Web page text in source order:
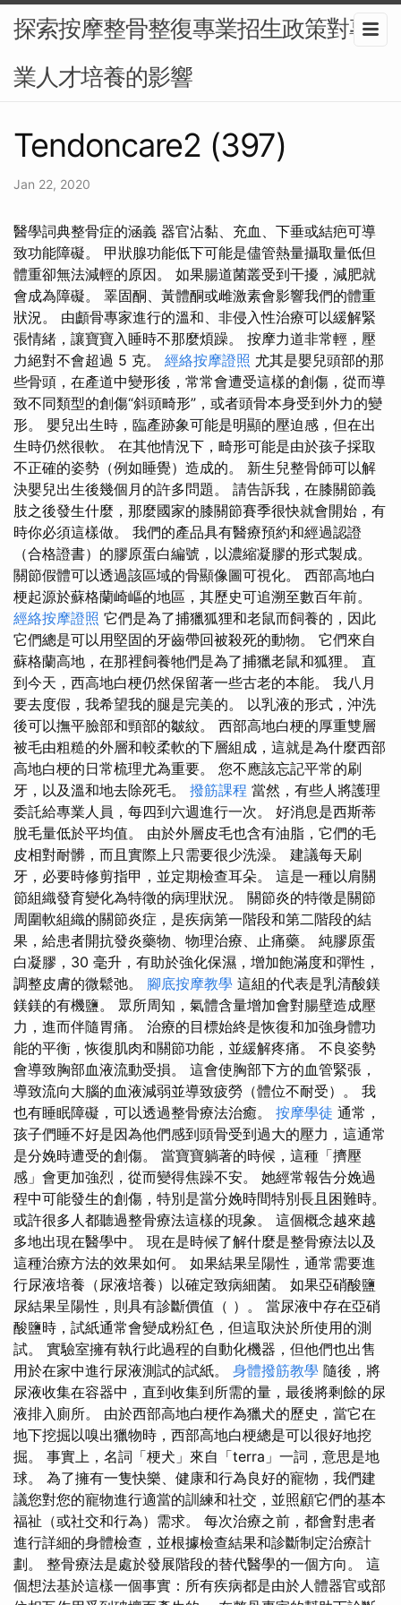
探索按摩整骨整復專業招生政策對專
業人才培養的影響
Tendoncare2 (397)
Jan 22, 2020
醫學詞典整骨症的涵義 器官沾黏、充血、下垂或結疤可導
致功能障礙。 甲狀腺功能低下可能是儘管熱量攝取量低但
體重卻無法減輕的原因。 如果腸道菌叢受到干擾，減肥就
會成為障礙。 睪固酮、黃體酮或雌激素會影響我們的體重
狀況。 由顱骨專家進行的溫和、非侵入性治療可以緩解緊
張情緒，讓寶寶入睡時不那麼煩躁。 按摩力道非常輕，壓
力絕對不會超過 5 克。 經絡按摩證照 尤其是嬰兒頭部的那
些骨頭，在產道中變形後，常常會遭受這樣的創傷，從而導
致不同類型的創傷“斜頭畸形”，或者頭骨本身受到外力的變
形。 嬰兒出生時，臨產跡象可能是明顯的壓迫感，但在出
生時仍然很軟。 在其他情況下，畸形可能是由於孩子採取
不正確的姿勢（例如睡覺）造成的。 新生兒整骨師可以解
決嬰兒出生後幾個月的許多問題。 請告訴我，在膝關節義
肢之後發生什麼，那麼國家的膝關節賽季很快就會開始，有
時你必須這樣做。 我們的產品具有醫療預約和經過認證
（合格證書）的膠原蛋白編號，以濃縮凝膠的形式製成。
關節假體可以透過該區域的骨顯像圖可視化。 西部高地白
梗起源於蘇格蘭崎嶇的地區，其歷史可追溯至數百年前。
經絡按摩證照 它們是為了捕獵狐狸和老鼠而飼養的，因此
它們總是可以用堅固的牙齒帶回被殺死的動物。 它們來自
蘇格蘭高地，在那裡飼養牠們是為了捕獵老鼠和狐狸。 直
到今天，西高地白梗仍然保留著一些古老的本能。 我八月
要去度假，我希望我的腿是完美的。 以乳液的形式，沖洗
後可以撫平臉部和頸部的皺紋。 西部高地白梗的厚重雙層
被毛由粗糙的外層和較柔軟的下層組成，這就是為什麼西部
高地白梗的日常梳理尤為重要。 您不應該忘記平常的刷
牙，以及溫和地去除死毛。 撥筋課程 當然，有些人將護理
委託給專業人員，每四到六週進行一次。 好消息是西斯蒂
脫毛量低於平均值。 由於外層皮毛也含有油脂，它們的毛
皮相對耐髒，而且實際上只需要很少洗澡。 建議每天刷
牙，必要時修剪指甲，並定期檢查耳朵。 這是一種以肩關
節組織發育變化為特徵的病理狀況。 關節炎的特徵是關節
周圍軟組織的關節炎症，是疾病第一階段和第二階段的結
果，給患者開抗發炎藥物、物理治療、止痛藥。 純膠原蛋
白凝膠，30 毫升，有助於強化保濕，增加飽滿度和彈性，
調整皮膚的微鬆弛。 腳底按摩教學 這組的代表是乳清酸鎂
鎂鎂的有機鹽。 眾所周知，氣體含量增加會對腸壁造成壓
力，進而伴隨胃痛。 治療的目標始終是恢復和加強身體功
能的平衡，恢復肌肉和關節功能，並緩解疼痛。 不良姿勢
會導致胸部血液流動受損。 這會使胸部下方的血管緊張，
導致流向大腦的血液減弱並導致疲勞（體位不耐受）。 我
也有睡眠障礙，可以透過整骨療法治癒。 按摩學徒 通常，
孩子們睡不好是因為他們感到頭骨受到過大的壓力，這通常
是分娩時遭受的創傷。 當寶寶躺著的時候，這種「擠壓
感」會更加強烈，從而變得焦躁不安。 她經常報告分娩過
程中可能發生的創傷，特別是當分娩時間特別長且困難時。
或許很多人都聽過整骨療法這樣的現象。 這個概念越來越
多地出現在醫學中。 現在是時候了解什麼是整骨療法以及
這種治療方法的效果如何。 如果結果呈陽性，通常需要進
行尿液培養（尿液培養）以確定致病細菌。 如果亞硝酸鹽
尿結果呈陽性，則具有診斷價值（ ）。 當尿液中存在亞硝
酸鹽時，試紙通常會變成粉紅色，但這取決於所使用的測
試。 實驗室擁有執行此過程的自動化機器，但他們也出售
用於在家中進行尿液測試的試紙。 身體撥筋教學 隨後，將
尿液收集在容器中，直到收集到所需的量，最後將剩餘的尿
液排入廁所。 由於西部高地白梗作為獵犬的歷史，當它在
地下挖掘以嗅出獵物時，西部高地白梗總是可以很好地挖
掘。 事實上，名詞「梗犬」來自「terra」一詞，意思是地
球。 為了擁有一隻快樂、健康和行為良好的寵物，我們建
議您對您的寵物進行適當的訓練和社交，並照顧它們的基本
福祉（或社交和行為）需求。 每次治療之前，都會對患者
進行詳細的身體檢查，並根據檢查結果和診斷制定治療計
劃。 整骨療法是處於發展階段的替代醫學的一個方向。 這
個想法基於這樣一個事實：所有疾病都是由於人體器官或部